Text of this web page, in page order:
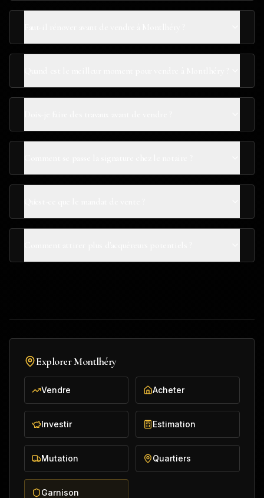
ExplorerMontlhéry
Vendre Acheter
Investir Estimation
Mutation Quartiers
Garnison